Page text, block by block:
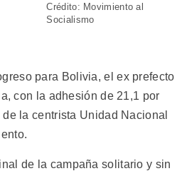
Crédito: Movimiento al
Socialismo
para Bolivia, el ex prefecto
con la adhesión de 21,1 por
la centrista Unidad Nacional
de la campaña solitario y sin